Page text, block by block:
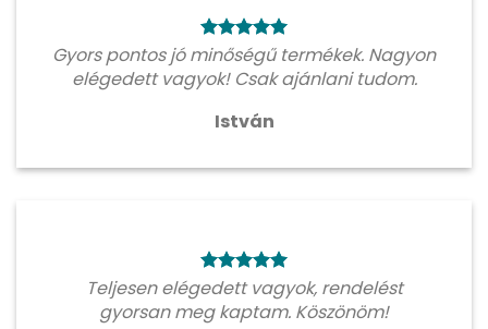
Gyors pontos jó minőségű termékek. Nagyon
elégedett vagyok! Csak ajánlani tudom.
István
Teljesen elégedett vagyok, rendelést
gyorsan meg kaptam. Köszönöm!